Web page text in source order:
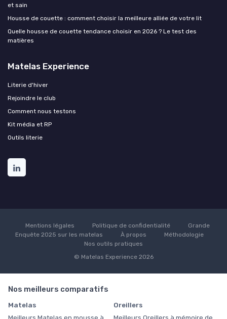
et sain
Housse de couette : comment choisir la meilleure alliée de votre lit
Quelle housse de couette tendance choisir en 2026 ? Le test des
matières
Matelas Experience
Literie d'hiver
Rejoindre le club
Comment nous testons
Kit média et RP
Outils literie
Mentions légales Politique de confidentialité
Grande
Enquête 2025 sur les matelas
À propos
Méthodologie
Nos outils pratiques
© Matelas Experience 2026
Nos meilleurs comparatifs
Matelas Oreillers